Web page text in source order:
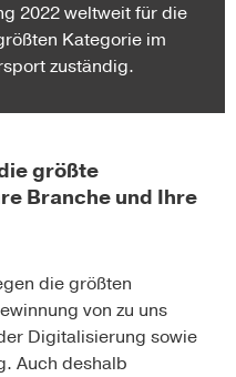
2022 weltweit für die
Kategorie im
zuständig.
größte
Branche und Ihre
die größten
von zu uns
Digitalisierung sowie
Auch deshalb